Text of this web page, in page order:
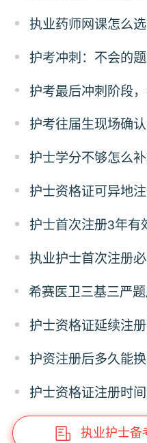
护考冲刺：不会的
护考最后冲刺阶段
护考往届生现场确认
护士学分不够怎么
护士资格证可异地
护士首次注册3年有
执业护士首次注册
护资注册后多久能
执业护士备